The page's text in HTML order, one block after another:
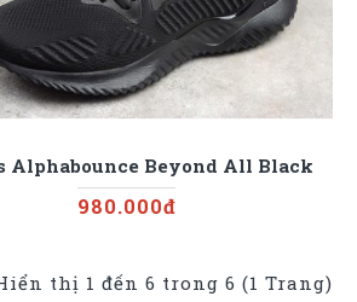
Alphabounce Beyond All Black
980.000đ
thị 1 đến 6 trong 6 (1 Trang)